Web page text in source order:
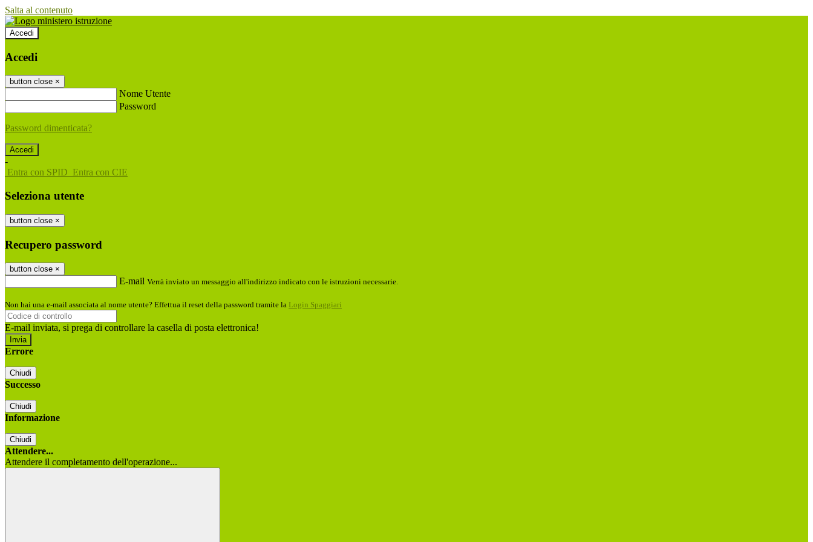
Salta al contenuto
Accedi
Accedi
button close ×
Nome Utente
Password
Password dimenticata?
-
Entra con SPID Entra con CIE
Seleziona utente
button close ×
Recupero password
button close ×
E-mail Verrà inviato un messaggio all'indirizzo indicato con le istruzioni necessarie.
Non hai una e-mail associata al nome utente? Effettua il reset della password tramite la Login Spaggiari
E-mail inviata, si prega di controllare la casella di posta elettronica!
Errore
Chiudi
Successo
Chiudi
Informazione
Chiudi
Attendere...
Attendere il completamento dell'operazione...